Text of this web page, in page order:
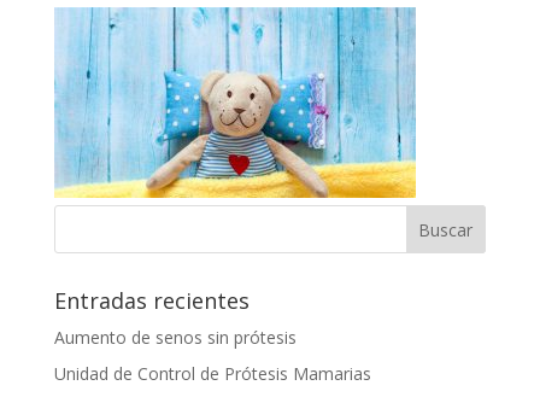
Entradas recientes
Aumento de senos sin prótesis
Unidad de Control de Prótesis Mamarias